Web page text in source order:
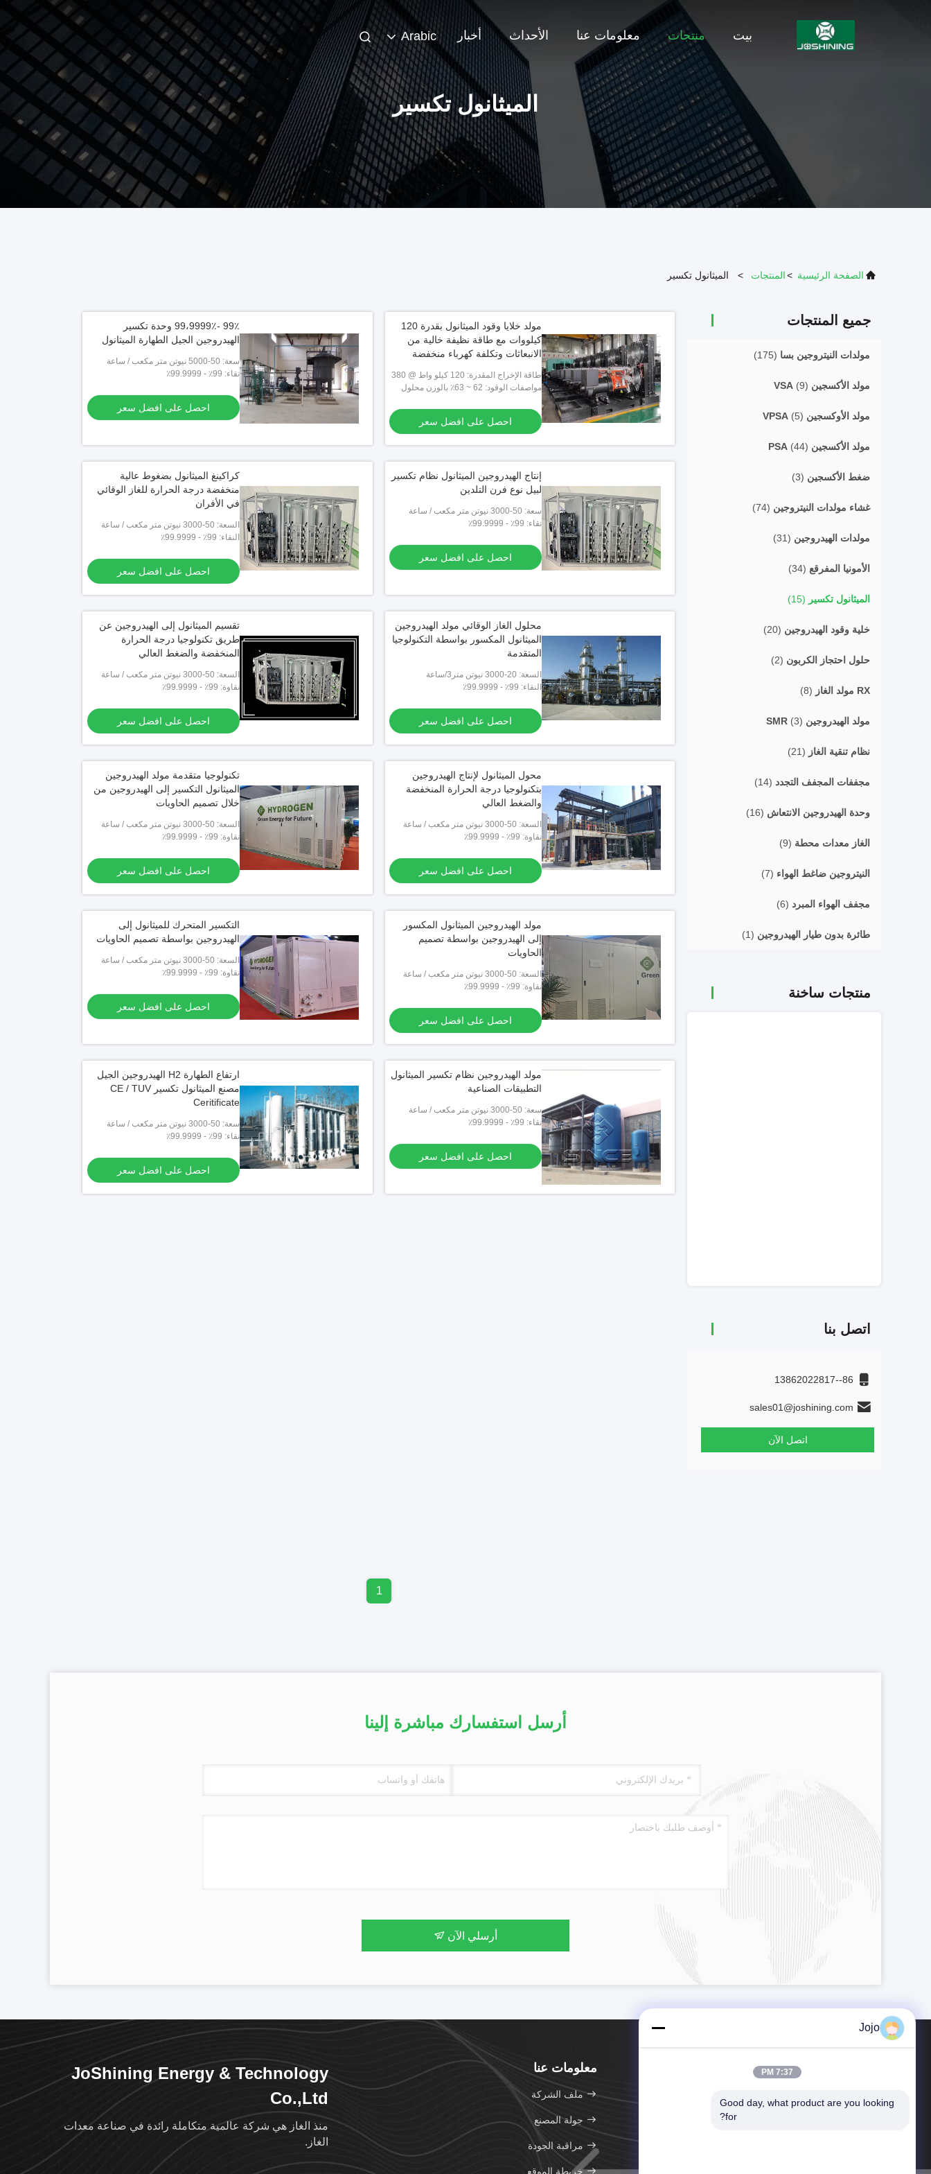
بيت منتجات معلومات عنا الأحداث أخبار Arabic
الميثانول تكسير
الصفحة الرئيسية >المنتجات > الميثانول تكسير
جميع المنتجات
مولدات النيتروجين بسا (175)
مولد الأكسجين VSA (9)
مولد الأوكسجين VPSA (5)
مولد الأكسجين PSA (44)
ضغط الأكسجين (3)
غشاء مولدات النيتروجين (74)
مولدات الهيدروجين (31)
الأمونيا المفرقع (34)
الميثانول تكسير (15)
خلية وقود الهيدروجين (20)
حلول احتجاز الكربون (2)
RX مولد الغاز (8)
مولد الهيدروجين SMR (3)
نظام تنقية الغاز (21)
مجففات المجفف التجدد (14)
وحدة الهيدروجين الانتعاش (16)
الغاز معدات محطة (9)
النيتروجين ضاغط الهواء (7)
مجفف الهواء المبرد (6)
طائرة بدون طيار الهيدروجين (1)
منتجات ساخنة
اتصل بنا
86--13862022817
sales01@joshining.com
اتصل الآن
مولد خلايا وقود الميثانول بقدرة 120
كيلووات مع طاقة نظيفة خالية من
الانبعاثات وتكلفة كهرباء منخفضة
طاقة الإخراج المقدرة: 120 كيلو واط @ 380
فولت تيار متردد
مواصفات الوقود: 62 ~ 63٪ بالوزن محلول
ساعة، 130 كجم محلول/ساعة
احصل على افضل سعر
99٪ -99،9999٪ وحدة تكسير
الهيدروجين الجيل الطهارة الميثانول
سعة: 50-5000 نيوتن متر مكعب / ساعة
نقاء: 99٪ - 99.9999٪
احصل على افضل سعر
إنتاج الهيدروجين الميثانول نظام تكسير
لبيل نوع فرن التلدين
سعة: 50-3000 نيوتن متر مكعب / ساعة
نقاء: 99٪ - 99.9999٪
احصل على افضل سعر
كراكينغ الميثانول بضغوط عالية
منخفضة درجة الحرارة للغاز الوقائي
في الأفران
السعة: 50-3000 نيوتن متر مكعب / ساعة
النقاء: 99٪ - 99.9999٪
احصل على افضل سعر
محلول الغاز الوقائي مولد الهيدروجين
الميثانول المكسور بواسطة التكنولوجيا
المتقدمة
السعة: 20-3000 نيوتن متر3/ساعة
النقاء: 99٪ - 99.9999٪
احصل على افضل سعر
تقسيم الميثانول إلى الهيدروجين عن
طريق تكنولوجيا درجة الحرارة
المنخفضة والضغط العالي
السعة: 50-3000 نيوتن متر مكعب / ساعة
نقاوة: 99٪ - 99.9999٪
احصل على افضل سعر
محول الميثانول لإنتاج الهيدروجين
بتكنولوجيا درجة الحرارة المنخفضة
والضغط العالي
السعة: 50-3000 نيوتن متر مكعب / ساعة
نقاوة: 99٪ - 99.9999٪
احصل على افضل سعر
تكنولوجيا متقدمة مولد الهيدروجين
الميثانول التكسير إلى الهيدروجين من
خلال تصميم الحاويات
السعة: 50-3000 نيوتن متر مكعب / ساعة
نقاوة: 99٪ - 99.9999٪
احصل على افضل سعر
مولد الهيدروجين الميثانول المكسور
إلى الهيدروجين بواسطة تصميم
الحاويات
السعة: 50-3000 نيوتن متر مكعب / ساعة
نقاوة: 99٪ - 99.9999٪
احصل على افضل سعر
التكسير المتحرك للميثانول إلى
الهيدروجين بواسطة تصميم الحاويات
السعة: 50-3000 نيوتن متر مكعب / ساعة
نقاوة: 99٪ - 99.9999٪
احصل على افضل سعر
مولد الهيدروجين نظام تكسير الميثانول
التطبيقات الصناعية
سعة: 50-3000 نيوتن متر مكعب / ساعة
نقاء: 99٪ - 99.9999٪
احصل على افضل سعر
ارتفاع الطهارة H2 الهيدروجين الجيل
مصنع الميثانول تكسير CE / TUV
Ceritificate
سعة: 50-3000 نيوتن متر مكعب / ساعة
نقاء: 99٪ - 99.9999٪
احصل على افضل سعر
1
أرسل استفسارك مباشرة إلينا
أرسلي الآن
هاتف：86--13862022817
معلومات عنا
ملف الشركة
جولة المصنع
مراقبة الجودة
خريطة الموقع
JoShining Energy & Technology
Co.,Ltd
منذ الغاز هي شركة عالمية متكاملة رائدة في صناعة معدات
الغاز.
Jojo
7:37 PM
Good day, what product are you looking
for?